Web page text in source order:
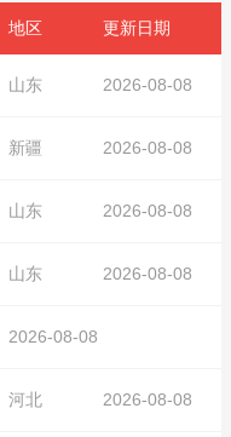
地区 更新日期
山东 2026-08-08
新疆 2026-08-08
在正文中）
山东 2026-08-08
电设备安装工程钢网架钢结
山东 2026-08-08
2026-08-08
河北 2026-08-08